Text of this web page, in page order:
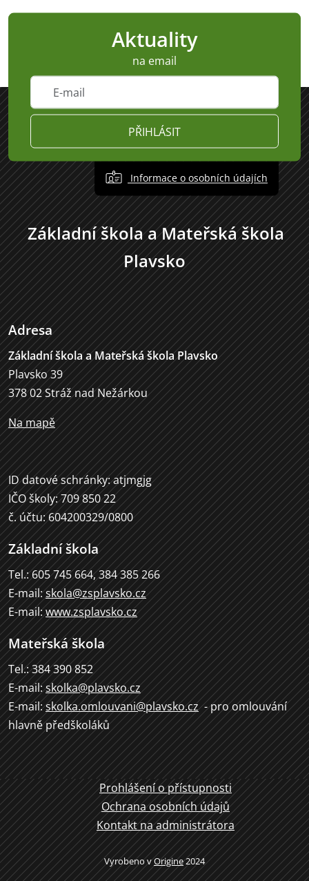
Aktuality
na email
PŘIHLÁSIT
Informace o osobních údajích
Základní škola a Mateřská škola
Plavsko
Adresa
Základní škola a Mateřská škola Plavsko
Plavsko 39
378 02 Stráž nad Nežárkou
Na mapě
ID datové schránky: atjmgjg
IČO školy: 709 850 22
č. účtu: 604200329/0800
Základní škola
Tel.: 605 745 664, 384 385 266
E-mail: skola@zsplavsko.cz
E-mail: www.zsplavsko.cz
Mateřská škola
Tel.: 384 390 852
E-mail: skolka@plavsko.cz
E-mail: skolka.omlouvani@plavsko.cz - pro omlouvání
hlavně předškoláků
Prohlášení o přístupnosti
Ochrana osobních údajů
Kontakt na administrátora
Vyrobeno vOrigine2024